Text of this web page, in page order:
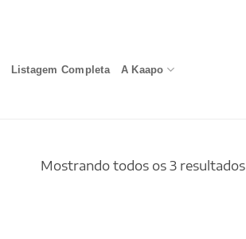
Listagem Completa A Kaapo
Mostrando todos os 3 resultados